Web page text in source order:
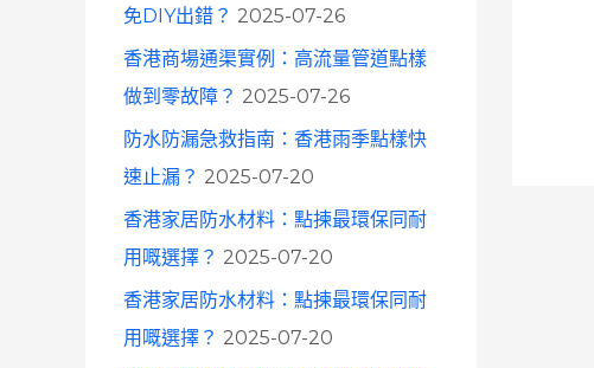
免DIY出錯？ 2025-07-26
香港商場通渠實例：高流量管道點樣
做到零故障？ 2025-07-26
防水防漏急救指南：香港雨季點樣快
速止漏？ 2025-07-20
香港家居防水材料：點揀最環保同耐
用嘅選擇？ 2025-07-20
香港家居防水材料：點揀最環保同耐
用嘅選擇？ 2025-07-20